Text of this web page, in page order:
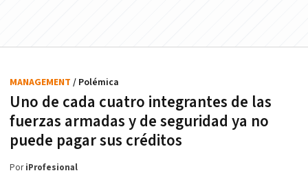
Uno de cada cuatro integrantes de las
fuerzas armadas y de seguridad ya no
puede pagar sus créditos
MANAGEMENT / Polémica
PoriProfesional